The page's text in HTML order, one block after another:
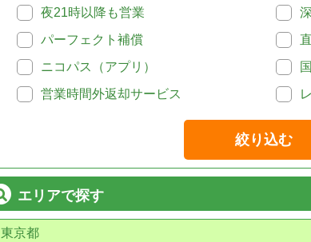
夜21時以降も営業
パーフェクト補償
ニコパス（アプリ）
営業時間外返却サービス
絞り込む
エリアで探す
東京都